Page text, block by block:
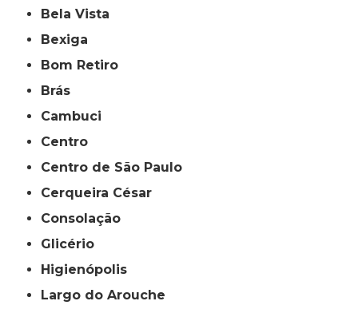
Bela Vista
Bexiga
Bom Retiro
Brás
Cambuci
Centro
Centro de São Paulo
Cerqueira César
Consolação
Glicério
Higienópolis
Largo do Arouche